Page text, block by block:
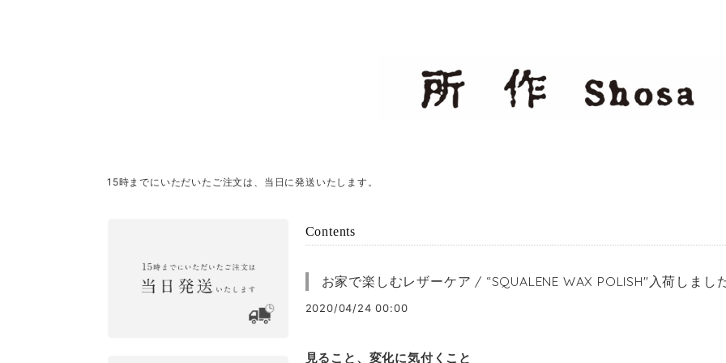
15時までにいただいたご注文は、当日に発送いたします。
Contents
お家で楽しむレザーケア / “SQUALENE WAX POLISH"入荷しまし
2020/04/24 00:00
見ること、変化に気付くこと